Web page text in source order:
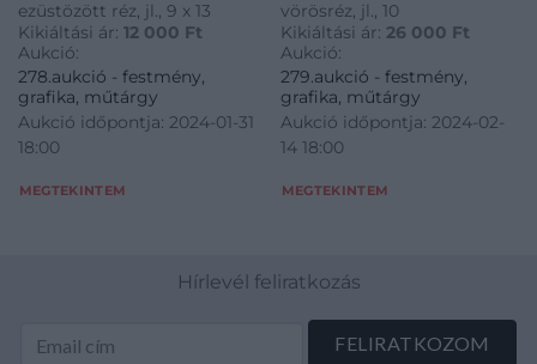
ezüstözött réz, jl., 9 x 13
Kikiáltási ár: 12 000 Ft
Aukció:
278.aukció - festmény,
grafika, műtárgy
Aukció időpontja: 2024-01-31
18:00
MEGTEKINTEM
vörösréz, jl., 10
Kikiáltási ár: 26 000 Ft
Aukció:
279.aukció - festmény,
grafika, műtárgy
Aukció időpontja: 2024-02-
14 18:00
MEGTEKINTEM
Hírlevél feliratkozás